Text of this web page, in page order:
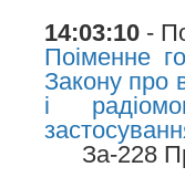
14:03:10 -
Поіменне
Закону про
і
За-228